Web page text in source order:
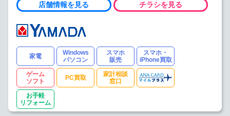
店舗情報を見る チラシを見る
家電
Windows
パソコン
スマホ
販売
スマホ・
iPhone買取
ゲーム
ソフト
PC買取
家計相談
窓口
お手軽
リフォーム